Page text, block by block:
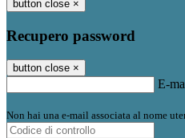
button close ×
Recupero password
button close ×
E-
Non hai una e-mail associata al nome